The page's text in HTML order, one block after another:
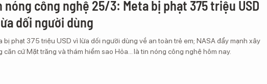
nóng công nghệ 25/3: Meta bị phạt 375 triệu USD
dối người dùng
bị phạt 375 triệu USD vì lừa dối người dùng về an toàn trẻ em; NASA đẩy mạnh xây
căn cứ Mặt trăng và thám hiểm sao Hỏa... là tin nóng công nghệ hôm nay.